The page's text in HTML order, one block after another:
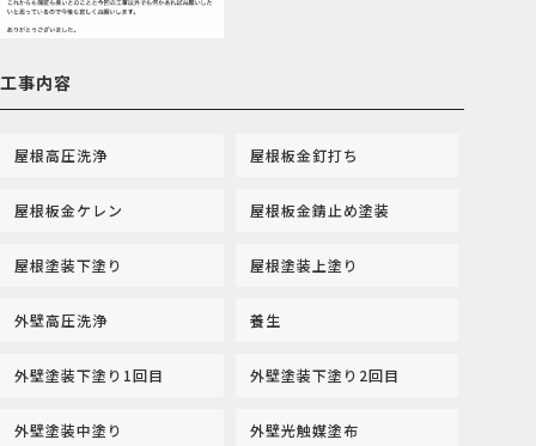
工事内容
屋根高圧洗浄 屋根板金釘打ち
屋根板金ケレン 屋根板金錆止め塗装
屋根塗装下塗り 屋根塗装上塗り
外壁高圧洗浄 養生
外壁塗装下塗り1回目 外壁塗装下塗り2回目
外壁塗装中塗り 外壁光触媒塗布